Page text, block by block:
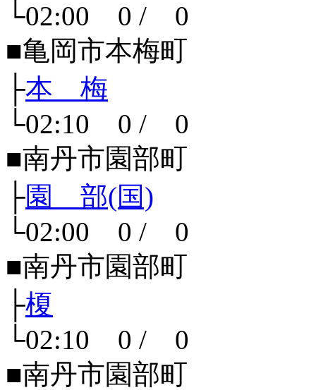
└02:00 0 / 0
■亀岡市本梅町
├本 梅
└02:10 0 / 0
■南丹市園部町
├園 部(国)
└02:00 0 / 0
■南丹市園部町
├榎
└02:10 0 / 0
■南丹市園部町